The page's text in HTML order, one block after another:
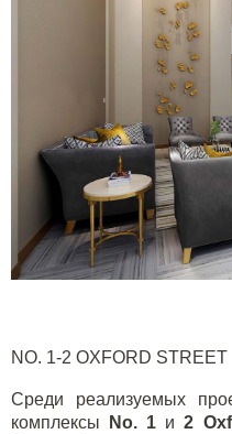
NO. 1-2 OXFORD STREET
Среди реализуемых
комплексы
No. 1 и2